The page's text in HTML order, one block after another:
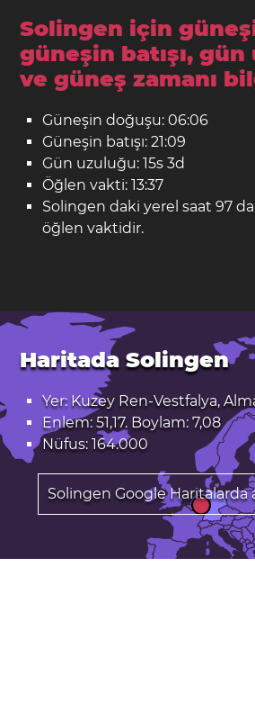
Solingen için
güneşin batışı,
ve güneş zamanı
Güneşin doğuşu: 06:06
Güneşin batışı: 21:09
Gün uzuluğu: 15s 3d
Öğlen vakti: 13:37
Solingen daki yerel saat 97
öğlen vaktidir.
Haritada Solingen
Yer: Kuzey Ren-Vestfalya,
Enlem: 51,17. Boylam: 7,08
Nüfus: 164.000
Solingen Google Haritalarda